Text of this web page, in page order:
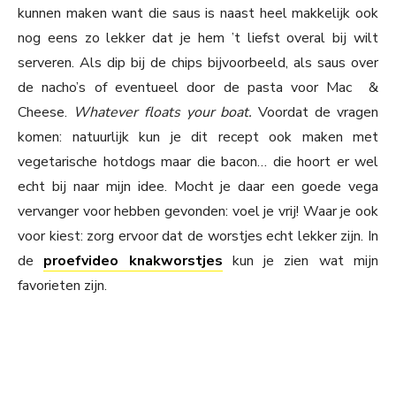
kunnen maken want die saus is naast heel makkelijk ook
nog eens zo lekker dat je hem ’t liefst overal bij wilt
serveren. Als dip bij de chips bijvoorbeeld, als saus over
de nacho’s of eventueel door de pasta voor Mac &
Cheese. Whatever floats your boat.Voordat de vragen
komen: natuurlijk kun je dit recept ook maken met
vegetarische hotdogs maar die bacon… die hoort er wel
echt bij naar mijn idee. Mocht je daar een goede vega
vervanger voor hebben gevonden: voel je vrij! Waar je ook
voor kiest: zorg ervoor dat de worstjes echt lekker zijn. In
de proefvideo knakworstjes kun je zien wat mijn
favorieten zijn.